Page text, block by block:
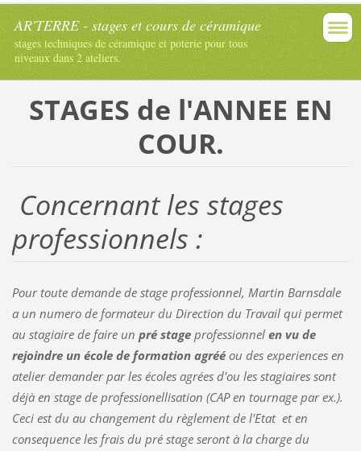
AR'TERRE - stages et cours de céramique
stages techniques de céramique et poterie pour tous
niveaux dans 2 ateliers.
STAGES de l'ANNEE EN
COUR.
Concernant les stages
professionnels :
Pour toute demande de stage professionnel, Martin Barnsdale
a un numero de formateur du Direction du Travail qui permet
au stagiaire de faire un pré stageprofessionnel en vu de
rejoindre un école de formation agréé ou des experiences en
atelier demander par les écoles agrées d'ou les stagiaires sont
déjà en stage de professionellisation (CAP en tournage par ex.).
Ceci est du au changement du règlement de l'Etat et en
consequence les frais du pré stage seront à la charge du